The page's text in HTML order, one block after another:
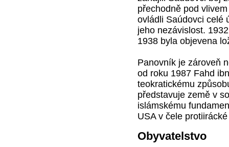
přechodně pod
ovládli Saúdovci celé
jeho nezávislost.
1938 byla objevena
Panovník je zároveň
od roku 1987 Fahd
teokratickému
představuje země v
islámskému
USA v čele
Obyvatelstvo